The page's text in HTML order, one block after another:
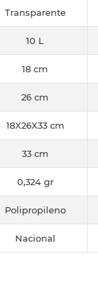
Transparente
10 L
18 cm
26 cm
18X26X33 cm
33 cm
0,324 gr
Polipropileno
Nacional